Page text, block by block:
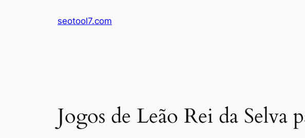
seotool7.com
Jogos de Leão Rei da